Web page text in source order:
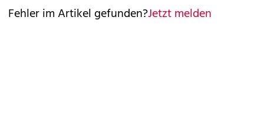
Fehler im Artikel gefunden?Jetzt melden